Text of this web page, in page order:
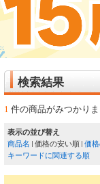
検索結果
1 件の商品がみつかり
表示の並び替え
商品名
価格の安い順 価
キーワードに関連する順